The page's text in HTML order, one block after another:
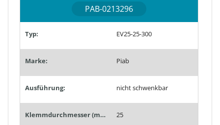
PAB-0213296
Typ: EV25-25-300
Marke: Piab
Ausführung: nicht schwenkbar
Klemmdurchmesser (mm): 25